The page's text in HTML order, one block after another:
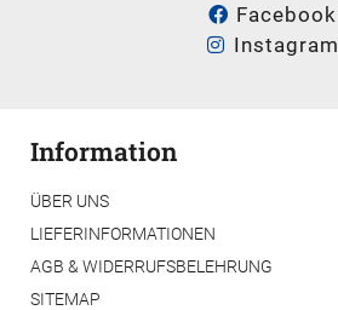
Facebook
Instagram
Information
ÜBER UNS
LIEFERINFORMATIONEN
AGB & WIDERRUFSBELEHRUNG
SITEMAP